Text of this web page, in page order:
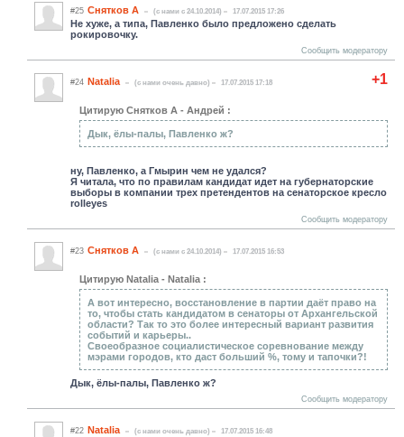
#25 Снятков А (c нами с 24.10.2014) 17.07.2015 17:26
Не хуже, а типа, Павленко было предложено сделать
рокировочку.
Сообщить модератору
+1
#24 Natalia (c нами очень давно) 17.07.2015 17:18
Цитирую Снятков А - Андрей :
Дык, ёлы-палы, Павленко ж?
ну, Павленко, а Гмырин чем не удался?
Я читала, что по правилам кандидат идет на губернаторские
выборы в компании трех претендентов на сенаторское кресло
rolleyes
Сообщить модератору
#23 Снятков А (c нами с 24.10.2014) 17.07.2015 16:53
Цитирую Natalia - Natalia :
А вот интересно, восстановление в партии даёт право на
то, чтобы стать кандидатом в сенаторы от Архангельской
области? Так то это более интересный вариант развития
событий и карьеры..
Своеобразное социалистическое соревнование между
мэрами городов, кто даст больший %, тому и тапочки?!
Дык, ёлы-палы, Павленко ж?
Сообщить модератору
#22 Natalia (c нами очень давно) 17.07.2015 16:48